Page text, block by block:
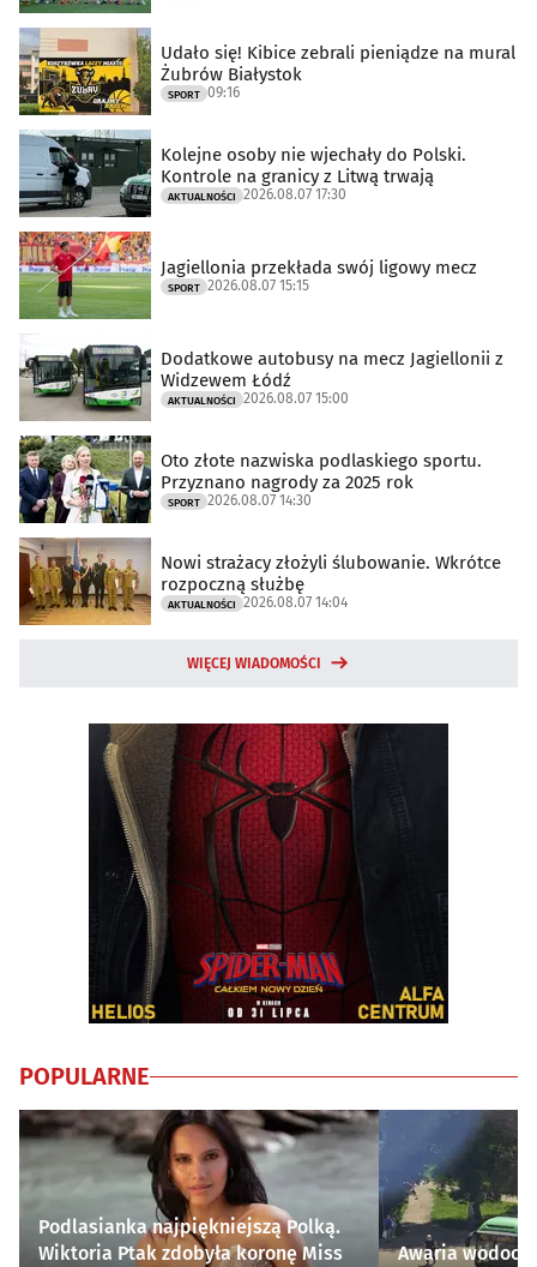
Udało się! Kibice zebrali pieniądze na mural
Żubrów Białystok
SPORT 09:16
Kolejne osoby nie wjechały do Polski.
Kontrole na granicy z Litwą trwają
AKTUALNOŚCI 2026.08.07 17:30
Jagiellonia przekłada swój ligowy mecz
SPORT 2026.08.07 15:15
Dodatkowe autobusy na mecz Jagiellonii z
Widzewem Łódź
AKTUALNOŚCI 2026.08.07 15:00
Oto złote nazwiska podlaskiego sportu.
Przyznano nagrody za 2025 rok
SPORT 2026.08.07 14:30
Nowi strażacy złożyli ślubowanie. Wkrótce
rozpoczną służbę
AKTUALNOŚCI 2026.08.07 14:04
WIĘCEJ WIADOMOŚCI
POPULARNE
Podlasianka najpiękniejszą Polką.
Wiktoria Ptak zdobyła koronę Miss
Awaria